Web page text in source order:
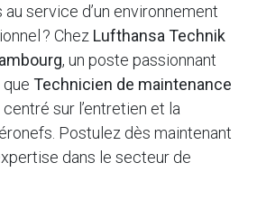
service d’un environnement
? Chez Lufthansa Technik
, un poste passionnant
Technicien de maintenance
centré sur l’entretien et la
Postulez dès maintenant
dans le secteur de